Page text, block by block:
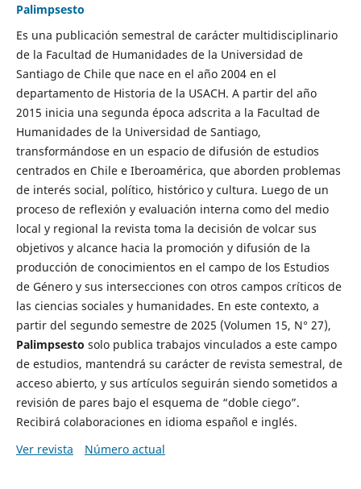
Palimpsesto
Es una publicación semestral de carácter multidisciplinario
de la Facultad de Humanidades de la Universidad de
Santiago de Chile que nace en el año 2004 en el
departamento de Historia de la USACH. A partir del año
2015 inicia una segunda época adscrita a la Facultad de
Humanidades de la Universidad de Santiago,
transformándose en un espacio de difusión de estudios
centrados en Chile e Iberoamérica, que aborden problemas
de interés social, político, histórico y cultura. Luego de un
proceso de reflexión y evaluación interna como del medio
local y regional la revista toma la decisión de volcar sus
objetivos y alcance hacia la promoción y difusión de la
producción de conocimientos en el campo de los Estudios
de Género y sus intersecciones con otros campos críticos de
las ciencias sociales y humanidades. En este contexto, a
partir del segundo semestre de 2025 (Volumen 15, N° 27),
Palimpsesto solo publica trabajos vinculados a este campo
de estudios, mantendrá su carácter de revista semestral, de
acceso abierto, y sus artículos seguirán siendo sometidos a
revisión de pares bajo el esquema de “doble ciego”.
Recibirá colaboraciones en idioma español e inglés.
Ver revista
Número actual